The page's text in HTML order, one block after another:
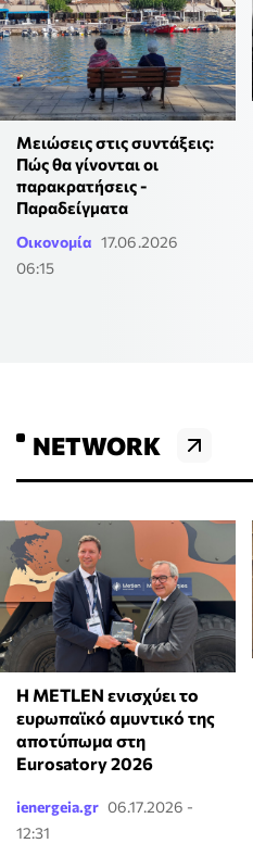
Μειώσεις στις συντάξεις:
Πώς θα γίνονται οι
παρακρατήσεις -
Παραδείγματα
Οικονομία 17.06.2026
06:15
NETWORK
Η METLEN ενισχύει το
ευρωπαϊκό αμυντικό της
αποτύπωμα στη
Eurosatory 2026
ienergeia.gr 06.17.2026 -
12:31